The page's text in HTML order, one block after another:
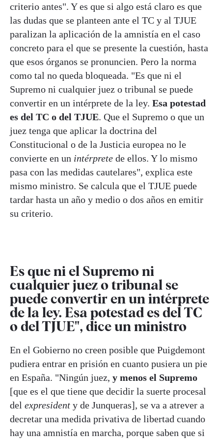
criterio antes". Y es que si algo está claro es que
las dudas que se planteen ante el TC y al TJUE
paralizan la aplicación de la amnistía en el caso
concreto para el que se presente la cuestión, hasta
que esos órganos se pronuncien. Pero la norma
como tal no queda bloqueada. "Es que ni el
Supremo ni cualquier juez o tribunal se puede
convertir en un intérprete de la ley. Esa potestad
es del TC o del TJUE. Que el Supremo o que un
juez tenga que aplicar la doctrina del
Constitucional o de la Justicia europea no le
convierte en un intérprete de ellos. Y lo mismo
pasa con las medidas cautelares", explica este
mismo ministro. Se calcula que el TJUE puede
tardar hasta un año y medio o dos años en emitir
su criterio.
Es que ni el Supremo ni
cualquier juez o tribunal se
puede convertir en un intérprete
de la ley. Esa potestad es del TC
o del TJUE", dice un ministro
En el Gobierno no creen posible que Puigdemont
pudiera entrar en prisión en cuanto pusiera un pie
en España. "Ningún juez, y menos el Supremo
[que es el que tiene que decidir la suerte procesal
del expresident y de Junqueras], se va a atrever a
decretar una medida privativa de libertad cuando
hay una amnistía en marcha, porque saben que si